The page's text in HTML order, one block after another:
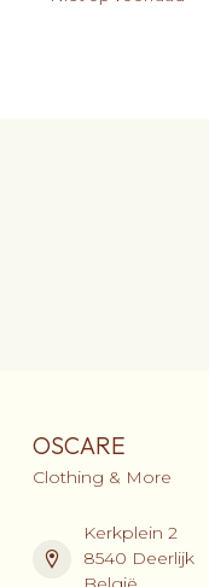
OSCARE
Clothing & More
Kerkplein 2
8540 Deerlijk